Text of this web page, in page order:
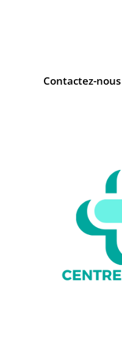
Contactez-nous